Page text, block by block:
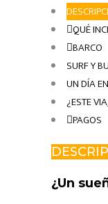
QUÉ
BARCO
SURF Y
UN DÍA
¿ESTE
PAGOS
¿Un